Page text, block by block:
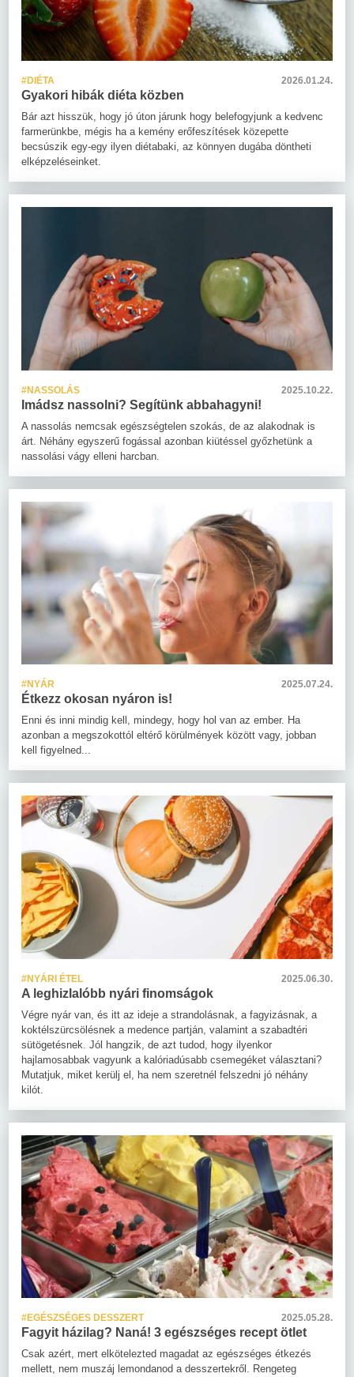
#DIÉTA 2026.01.24.
Gyakori hibák diéta közben
Bár azt hisszük, hogy jó úton járunk hogy belefogyjunk a kedvenc
farmerünkbe, mégis ha a kemény erőfeszítések közepette
becsúszik egy-egy ilyen diétabaki, az könnyen dugába döntheti
elképzeléseinket.
#NASSOLÁS 2025.10.22.
Imádsz nassolni? Segítünk abbahagyni!
A nassolás nemcsak egészségtelen szokás, de az alakodnak is
árt. Néhány egyszerű fogással azonban kiütéssel győzhetünk a
nassolási vágy elleni harcban.
#NYÁR 2025.07.24.
Étkezz okosan nyáron is!
Enni és inni mindig kell, mindegy, hogy hol van az ember. Ha
azonban a megszokottól eltérő körülmények között vagy, jobban
kell figyelned...
#NYÁRI ÉTEL 2025.06.30.
A leghizlalóbb nyári finomságok
Végre nyár van, és itt az ideje a strandolásnak, a fagyizásnak, a
koktélszürcsölésnek a medence partján, valamint a szabadtéri
sütögetésnek. Jól hangzik, de azt tudod, hogy ilyenkor
hajlamosabbak vagyunk a kalóriadúsabb csemegéket választani?
Mutatjuk, miket kerülj el, ha nem szeretnél felszedni jó néhány
kilót.
#EGÉSZSÉGES DESSZERT 2025.05.28.
Fagyit házilag? Naná! 3 egészséges recept ötlet
Csak azért, mert elkötelezted magadat az egészséges étkezés
mellett, nem muszáj lemondanod a desszertekről. Rengeteg